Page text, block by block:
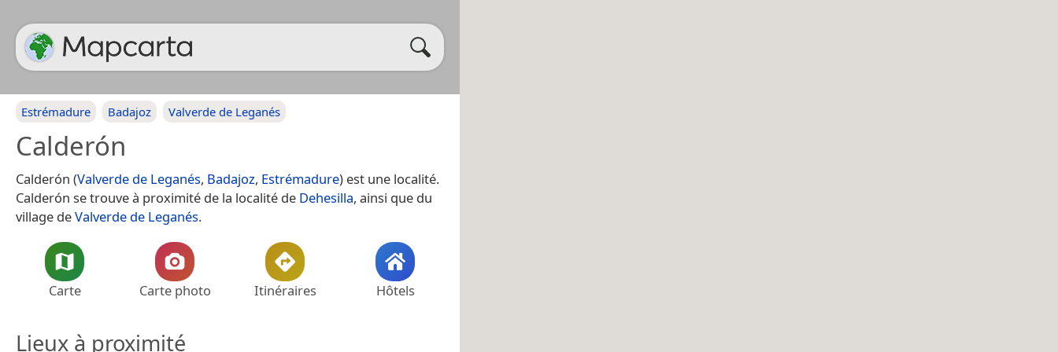
Estrémadure Badajoz Valverde de Leganés
Calderón
Calderón (Valverde de Leganés, Badajoz, Estrémadure) est une localité.
Calderón se trouve à proximité de la localité de Dehesilla, ainsi que du
village deValverde de Leganés.
Carte Carte photo Itinéraires Hôtels
Lieux à proximité